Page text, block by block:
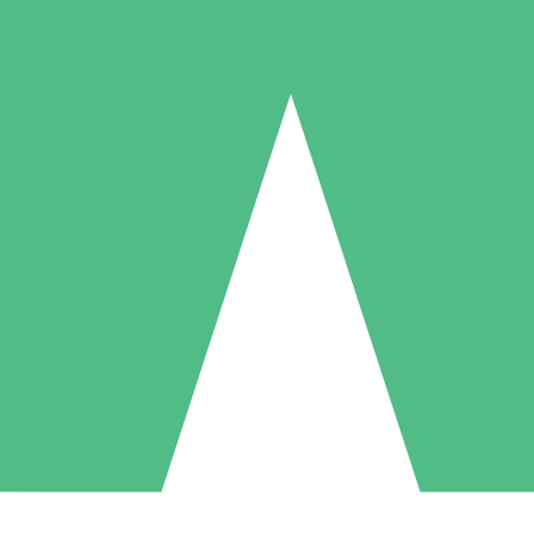
Individuelle Credit-Pakete
nach Bedarf mit Download-Credits. Keine monatliche Verpflichtung